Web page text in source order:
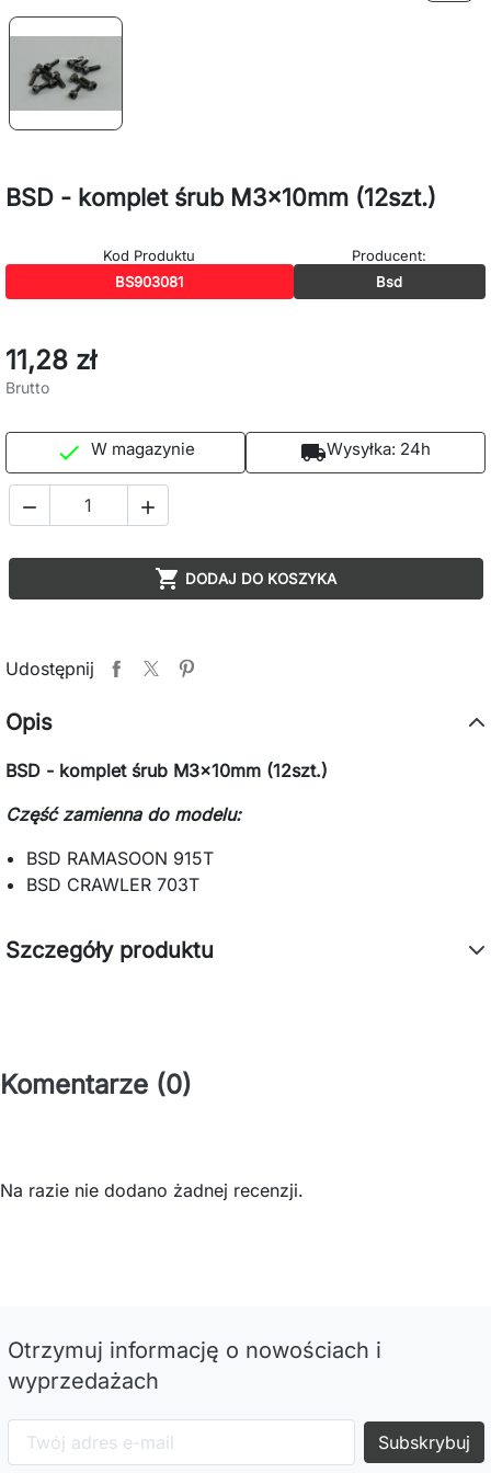
BSD - komplet śrub M3x10mm (12szt.)
Kod Produktu
BS903081
Producent:
Bsd
11,28 zł
Brutto
 W magazynie local_shippingWysyłka: 24h
 
 DODAJ DO KOSZYKA
Udostępnij
Opis
BSD - komplet śrub M3x10mm (12szt.)
Część zamienna do modelu:
BSD RAMASOON 915T
BSD CRAWLER 703T
Szczegóły produktu
Komentarze (0)
Na razie nie dodano żadnej recenzji.
Otrzymuj informację o nowościach i
wyprzedażach